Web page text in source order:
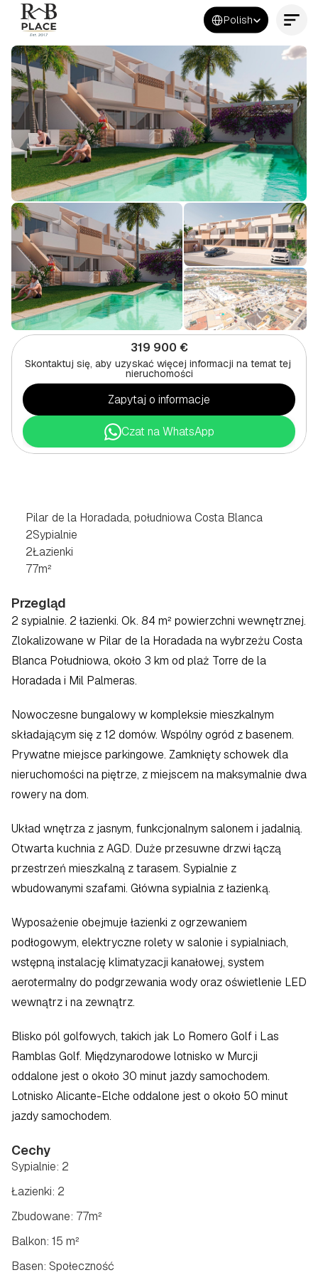
Select Language
Polish
Kontakt
319 900 €
Skontaktuj się, aby uzyskać więcej informacji na temat tej
nieruchomości
Zapytaj o informacje
Czat na WhatsApp
Pilar de la Horadada, południowa Costa Blanca
2Sypialnie
2Łazienki
77m²
Przegląd
2 sypialnie. 2 łazienki. Ok. 84 m² powierzchni wewnętrznej.
Zlokalizowane w Pilar de la Horadada na wybrzeżu Costa
Blanca Południowa, około 3 km od plaż Torre de la
Horadada i Mil Palmeras.
Nowoczesne bungalowy w kompleksie mieszkalnym
składającym się z 12 domów. Wspólny ogród z basenem.
Prywatne miejsce parkingowe. Zamknięty schowek dla
nieruchomości na piętrze, z miejscem na maksymalnie dwa
rowery na dom.
Układ wnętrza z jasnym, funkcjonalnym salonem i jadalnią.
Otwarta kuchnia z AGD. Duże przesuwne drzwi łączą
przestrzeń mieszkalną z tarasem. Sypialnie z
wbudowanymi szafami. Główna sypialnia z łazienką.
Wyposażenie obejmuje łazienki z ogrzewaniem
podłogowym, elektryczne rolety w salonie i sypialniach,
wstępną instalację klimatyzacji kanałowej, system
aerotermalny do podgrzewania wody oraz oświetlenie LED
wewnątrz i na zewnątrz.
Blisko pól golfowych, takich jak Lo Romero Golf i Las
Ramblas Golf. Międzynarodowe lotnisko w Murcji
oddalone jest o około 30 minut jazdy samochodem.
Lotnisko Alicante-Elche oddalone jest o około 50 minut
jazdy samochodem.
Cechy
Łazienki: 2
Zbudowane: 77m²
Sypialnie: 2
Balkon: 15 m²
Basen: Społeczność